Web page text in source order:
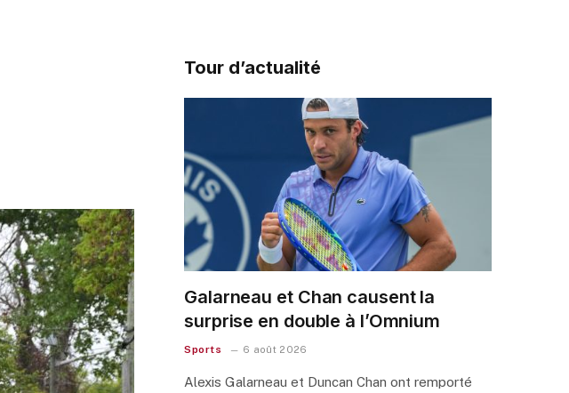
Tour d’actualité
Galarneau et Chan causent la
surprise en double à l’Omnium
Sports 6 août 2026
Alexis Galarneau et Duncan Chan ont remporté